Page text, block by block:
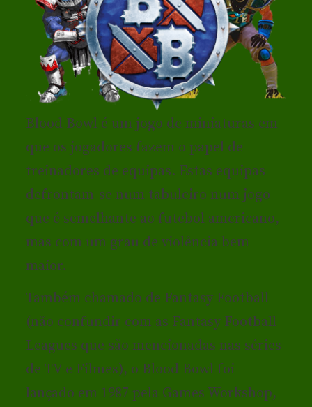
Blood Bowl é um jogo de miniaturas em
que os jogadores fazem o papel de
treinadores de equipas. Estas equipas
defrontam-se num tabuleiro num jogo
que é semelhante ao futebol americano,
mas com um grau de violência bem
maior.
Também chamado de Fantasy Football
(não confundir com as Fantasy Football
Leagues que são mencionadas nas séries
de TV e Filmes), o Blood Bowl foi
lançado em 1987 pela Games Workshop,